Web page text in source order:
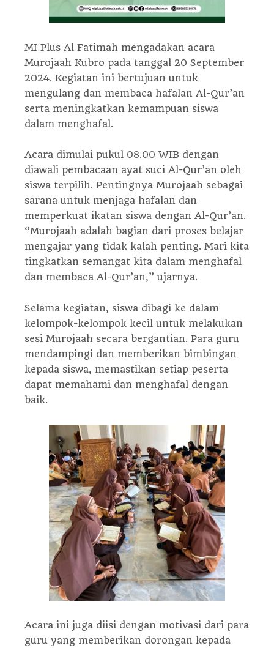
MI Plus Al Fatimah mengadakan acara
Murojaah Kubro pada tanggal 20 September
2024. Kegiatan ini bertujuan untuk
mengulang dan membaca hafalan Al-Qur’an
serta meningkatkan kemampuan siswa
dalam menghafal.
Acara dimulai pukul 08.00 WIB dengan
diawali pembacaan ayat suci Al-Qur’an oleh
siswa terpilih. Pentingnya Murojaah sebagai
sarana untuk menjaga hafalan dan
memperkuat ikatan siswa dengan Al-Qur’an.
“Murojaah adalah bagian dari proses belajar
mengajar yang tidak kalah penting. Mari kita
tingkatkan semangat kita dalam menghafal
dan membaca Al-Qur’an,” ujarnya.
Selama kegiatan, siswa dibagi ke dalam
kelompok-kelompok kecil untuk melakukan
sesi Murojaah secara bergantian. Para guru
mendampingi dan memberikan bimbingan
kepada siswa, memastikan setiap peserta
dapat memahami dan menghafal dengan
baik.
Acara ini juga diisi dengan motivasi dari para
guru yang memberikan dorongan kepada